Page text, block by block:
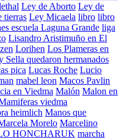
Ley de Aborto Ley de
tierras Ley Micaela libro libro
escuela Laguna Grande liga
Lisandro Aristimuño en El
Lorihen Los Plameras en
Sella quedaron hermanados
pica Lucas Roche Lucio
mabel leon Macos Pavlin
en Viedma Malón Malon en
viedma
heimlich Manos que
Morelo Marcelino
HONCHARUK marcha